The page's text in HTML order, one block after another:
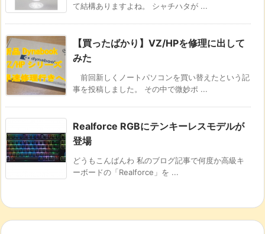
て結構ありますよね。 シャチハタが ...
【買ったばかり】VZ/HPを修理に出して
みた
前回新しくノートパソコンを買い替えたという記
事を投稿しました。 その中で微妙ポ ...
Realforce RGBにテンキーレスモデルが
登場
どうもこんばんわ 私のブログ記事で何度か高級キ
ーボードの「Realforce」を ...